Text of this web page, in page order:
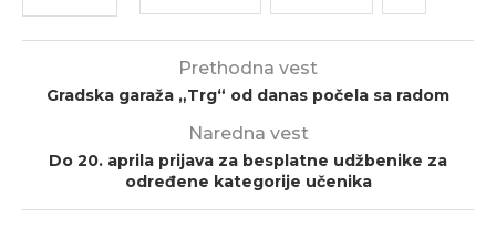
Prethodna vest
Gradska garaža „Trg“ od danas počela sa radom
Naredna vest
Do 20. aprila prijava za besplatne udžbenike za
određene kategorije učenika